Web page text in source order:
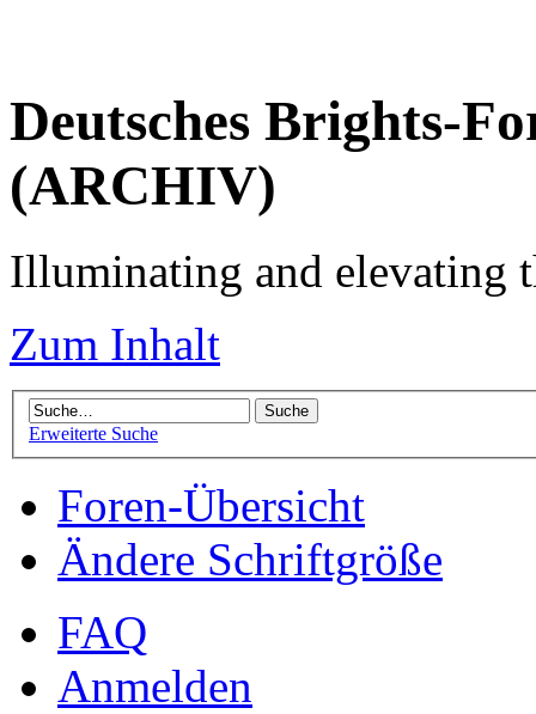
Deutsches Brights-
(ARCHIV)
Illuminating and elevating
Zum Inhalt
Erweiterte Suche
Foren-Übersicht
Ändere Schriftgröße
FAQ
Anmelden